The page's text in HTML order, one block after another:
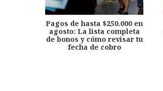
Pagos de hasta $250.000 en
agosto: La lista completa
de bonos y cómo revisar tu
fecha de cobro